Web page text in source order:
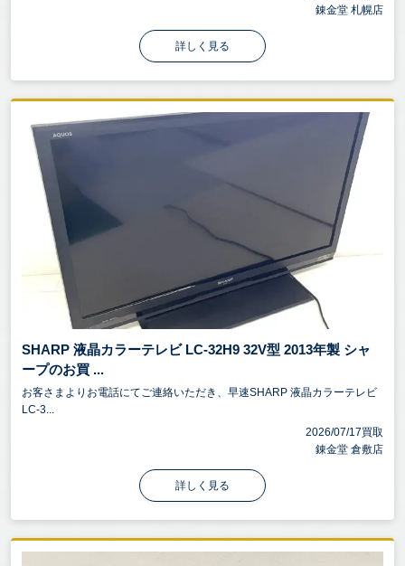
錬金堂 札幌店
詳しく見る
SHARP 液晶カラーテレビ LC-32H9 32V型 2013年製 シャ
ープのお買 ...
お客さまよりお電話にてご連絡いただき、早速SHARP 液晶カラーテレビ
LC-3...
2026/07/17買取
錬金堂 倉敷店
詳しく見る